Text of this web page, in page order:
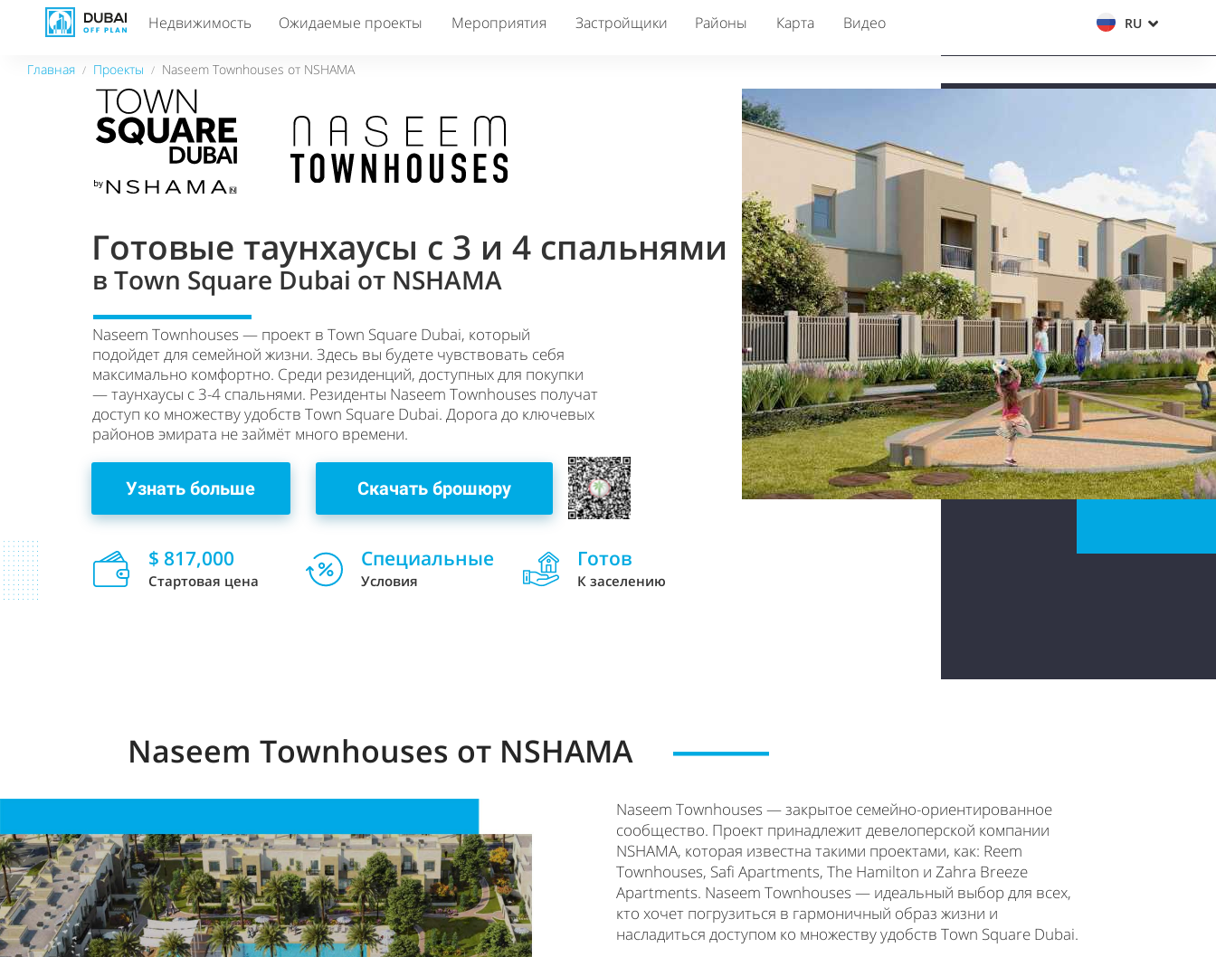
Главная / Проекты / Naseem Townhouses от NSHAMA
Недвижимость Ожидаемые проекты Мероприятия Застройщики Районы Карта Видео RU
Naseem Townhouses — проект в Town Square Dubai, который
подойдет для семейной жизни. Здесь вы будете чувствовать себя
максимально комфортно. Среди резиденций, доступных для покупки
— таунхаусы с 3-4 спальнями. Резиденты Naseem Townhouses получат
доступ ко множеству удобств Town Square Dubai. Дорога до ключевых
районов эмирата не займёт много времени.
Готовые таунхаусы с 3 и 4 спальнями
$ 817,000
Скачать брошюру
Стартовая цена
Специальные
Условия
Готов
К заселению
Узнать больше
в Town Square Dubai от NSHAMA
Naseem Townhouses от NSHAMA
Naseem Townhouses — закрытое семейно-ориентированное
сообщество. Проект принадлежит девелоперской компании
NSHAMA, которая известна такими проектами, как: Reem
Townhouses, Safi Apartments, The Hamilton и Zahra Breeze
Apartments. Naseem Townhouses — идеальный выбор для всех,
кто хочет погрузиться в гармоничный образ жизни и
насладиться доступом ко множеству удобств Town Square Dubai.